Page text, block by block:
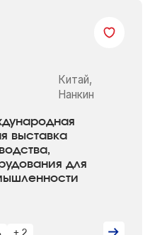
выставка
для
Китай,
Нанкин
+ 2